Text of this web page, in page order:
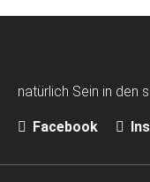
natürlich Sein in den
Facebook